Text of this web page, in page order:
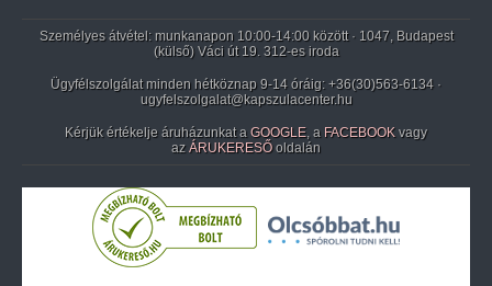
Személyes átvétel: munkanapon 10:00-14:00 között · 1047, Budapest
(külső) Váci út 19. 312-es iroda
Ügyfélszolgálat minden hétköznap 9-14 óráig: +36(30)563-6134 ·
ugyfelszolgalat@kapszulacenter.hu
Kérjük értékelje áruházunkat a GOOGLE, a FACEBOOK vagy
az ÁRUKERESŐ oldalán